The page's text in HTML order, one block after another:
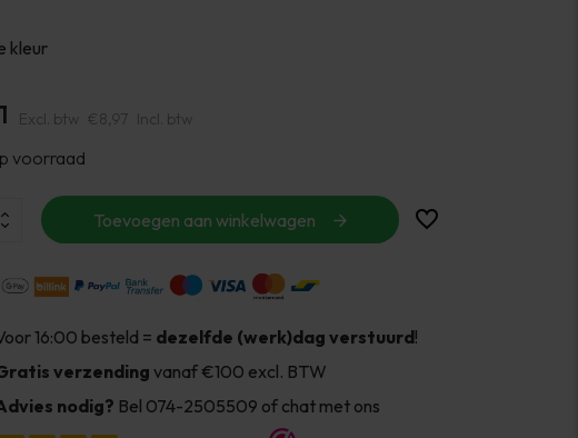
kleur
Excl. btw €8,97 Incl. btw
voorraad
Toevoegen aan winkelwagen
16:00 besteld = dezelfde (werk)dag verstuurd!
verzendingvanaf €100 excl. BTW
nodig? Bel 074-2505509 of chat met ons